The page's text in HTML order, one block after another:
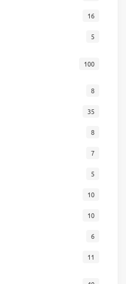
16
5
100
8
35
8
7
5
10
10
6
11